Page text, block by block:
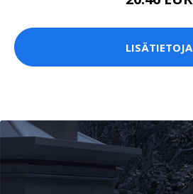
LISÄTIETOJA